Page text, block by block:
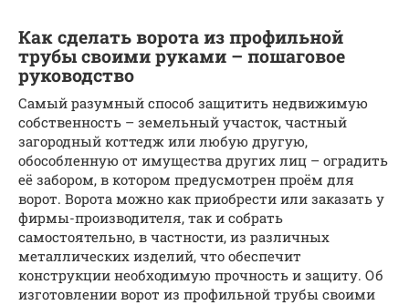
Как сделать ворота из профильной
трубы своими руками – пошаговое
руководство
Самый разумный способ защитить недвижимую
собственность – земельный участок, частный
загородный коттедж или любую другую,
обособленную от имущества других лиц – оградить
её забором, в котором предусмотрен проём для
ворот. Ворота можно как приобрести или заказать у
фирмы-производителя, так и собрать
самостоятельно, в частности, из различных
металлических изделий, что обеспечит
конструкции необходимую прочность и защиту. Об
изготовлении ворот из профильной трубы своими